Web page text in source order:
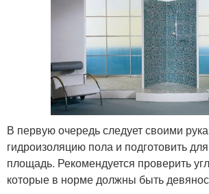
В первую очередь следует своими
гидроизоляцию пола и подготовить
площадь. Рекомендуется проверить
которые в норме должны быть